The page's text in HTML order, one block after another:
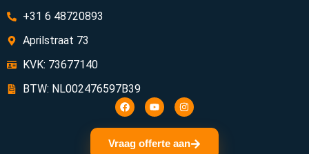
+31 6 48720893
Aprilstraat 73
KVK: 73677140
BTW: NL002476597B39
Vraag offerte aan